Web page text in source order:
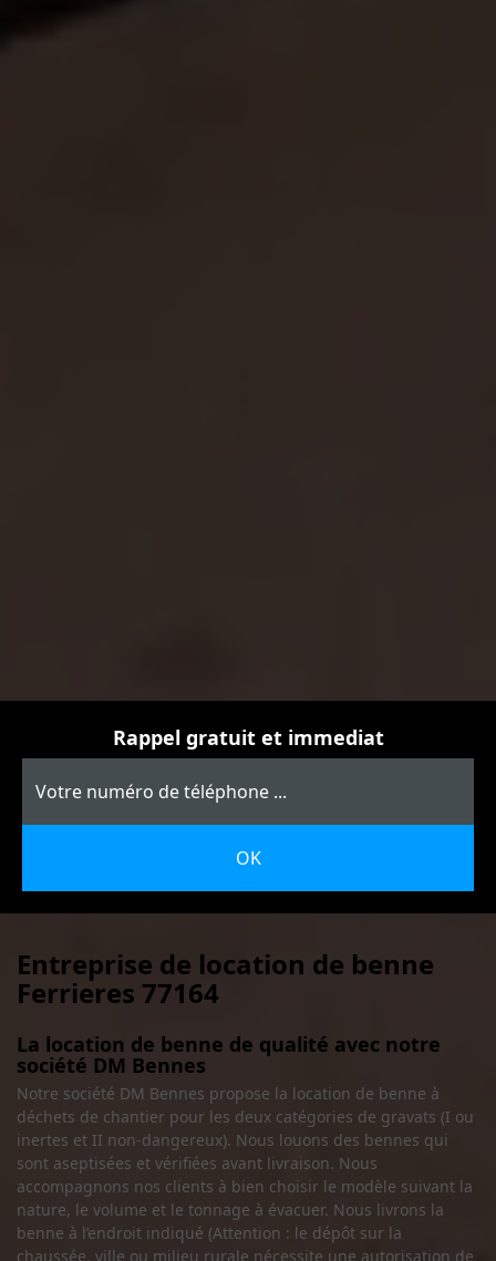
Rappel gratuit et immediat
Entreprise de location de benne
Ferrieres 77164
La location de benne de qualité avec notre
société DM Bennes
Notre société DM Bennes propose la location de benne à
déchets de chantier pour les deux catégories de gravats (I ou
inertes et II non-dangereux). Nous louons des bennes qui
sont aseptisées et vérifiées avant livraison. Nous
accompagnons nos clients à bien choisir le modèle suivant la
nature, le volume et le tonnage à évacuer. Nous livrons la
benne à l’endroit indiqué (Attention : le dépôt sur la
chaussée, ville ou milieu rurale nécessite une autorisation de